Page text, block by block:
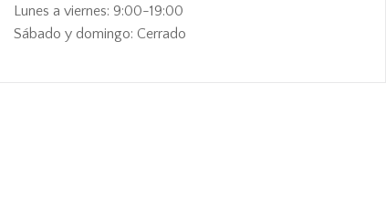
Lunes a viernes: 9:00-19:00
Sábado y domingo: Cerrado